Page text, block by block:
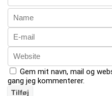
Gem mit navn, mail og
gang jeg kommenterer.